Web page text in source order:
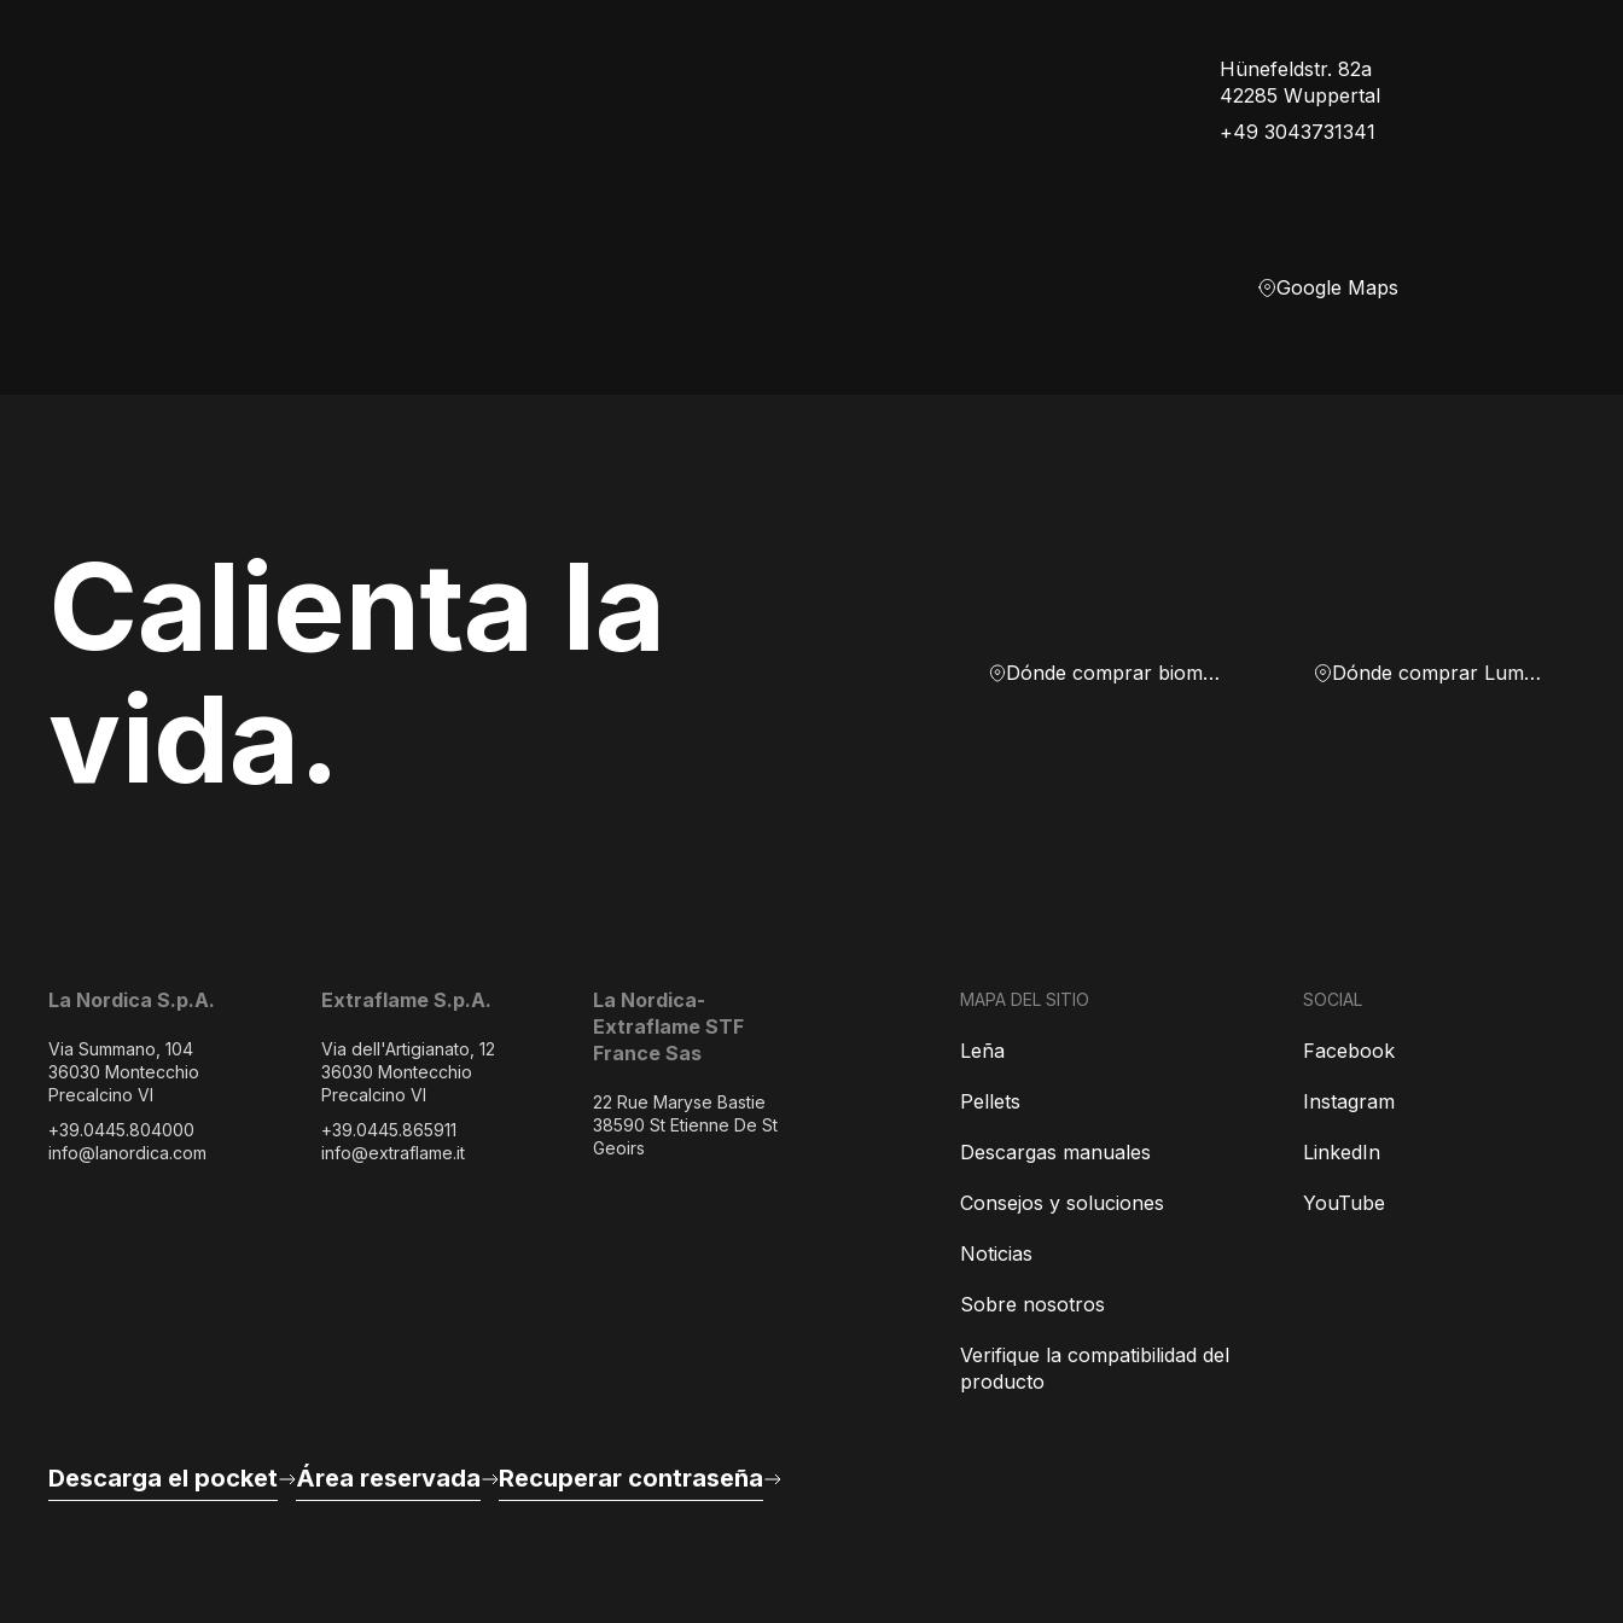
Hünefeldstr. 82a
42285 Wuppertal
+49 3043731341
Google Maps
Calienta la
vida.
Dónde comprar biomasa Dónde comprar Lumen
La Nordica S.p.A.
Via Summano, 104
36030 Montecchio
Precalcino VI
+39.0445.804000
info@lanordica.com
Extraflame S.p.A.
Via dell'Artigianato, 12
36030 Montecchio
Precalcino VI
+39.0445.865911
info@extraflame.it
La Nordica-
Extraflame STF
France Sas
22 Rue Maryse Bastie
38590 St Etienne De St
Geoirs
Descarga el pocket Área reservada Recuperar contraseña
MAPA DEL SITIO
Leña
Pellets
Descargas manuales
Consejos y soluciones
Noticias
Sobre nosotros
Verifique la compatibilidad del
producto
SOCIAL
Facebook
Instagram
LinkedIn
YouTube